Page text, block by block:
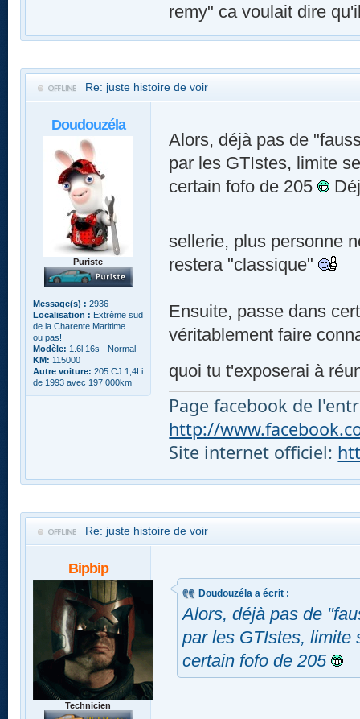
remy" ca voulait dire
Re: juste histoire de voir
Doudouzéla
Puriste
Message(s) : 2936
Localisation : Extrême sud
de la Charente Maritime....
ou pas!
Modèle: 1.6l 16s - Normal
KM: 115000
Autre voiture: 205 CJ 1,4Li
de 1993 avec 197 000km
Alors, déjà pas de
par les GTIstes, limite
certain fofo de 205
sellerie, plus personne
restera "classique"
Ensuite, passe dans
véritablement faire
quoi tu t'exposerai à
Page facebook de
http://
Site internet officiel:
Re: juste histoire de voir
Bipbip
Technicien
Doudouzéla a écrit :
Alors, déjà pas de
par les GTIstes,
certain fofo de 205